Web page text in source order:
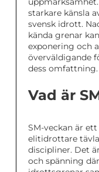
starkare känsla
svensk idrott.
kända grenar
exponering och
överväldigande
dess omfattning.
Vad är
SM-veckan är
elitidrottare
discipliner. Det
och spänning